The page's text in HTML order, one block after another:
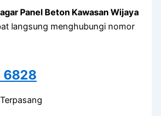
Panel Beton Kawasan Wijaya
langsung menghubungi nomor
6828